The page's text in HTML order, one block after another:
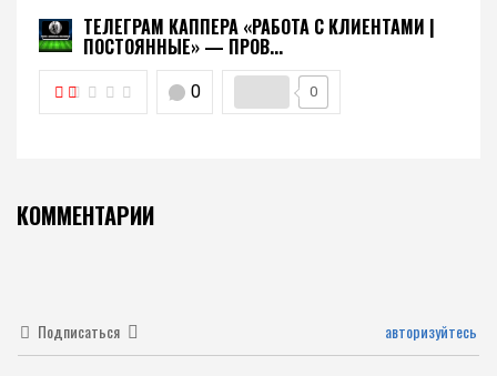
ТЕЛЕГРАМ КАППЕРА «РАБОТА С КЛИЕНТАМИ |
ПОСТОЯННЫЕ» — ПРОВ...
0 0
КОММЕНТАРИИ
Подписаться авторизуйтесь